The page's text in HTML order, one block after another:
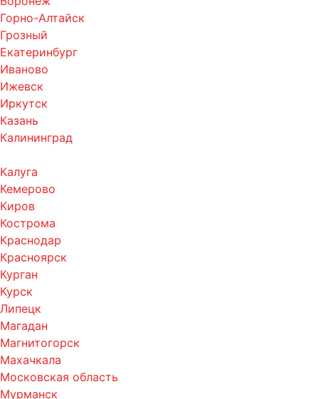
Горно-Алтайск
Грозный
Екатеринбург
Иваново
Ижевск
Иркутск
Казань
Калининград
Калуга
Кемерово
Киров
Кострома
Краснодар
Красноярск
Курган
Курск
Липецк
Магадан
Магнитогорск
Махачкала
Московская область
Мурманск